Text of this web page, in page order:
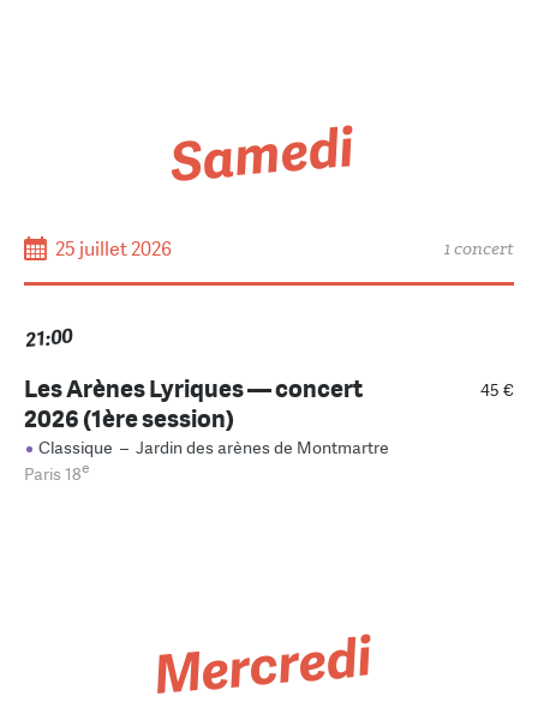
Samedi
25 juillet 2026 1 concert
21:00
45 €
Les Arènes Lyriques — concert
2026 (1ère session)
Classique – Jardin des arènes de Montmartre
Paris 18e
Mercredi